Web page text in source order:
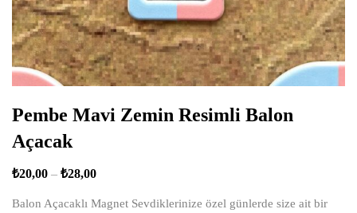
Pembe Mavi Zemin Resimli Balon
Açacak
₺20,00 – ₺28,00
Balon Açacaklı Magnet Sevdiklerinize özel günlerde size ait bir